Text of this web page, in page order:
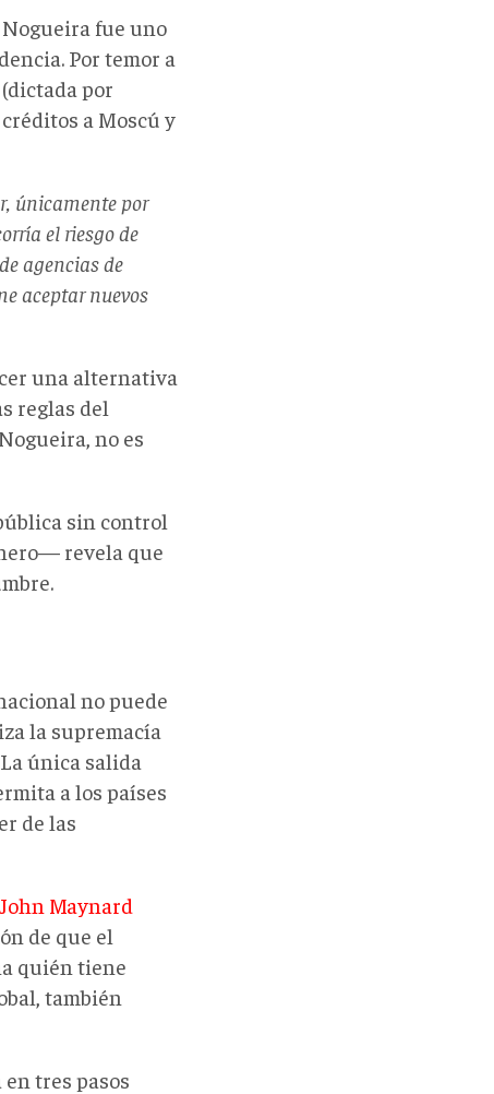
fue uno
Por temor a
por
a Moscú y
únicamente por
el riesgo de
agencias de
aceptar nuevos
una alternativa
reglas del
no es
sin control
revela que
no puede
la supremacía
única salida
a los países
de las
Maynard
de que el
quién tiene
también
tres pasos